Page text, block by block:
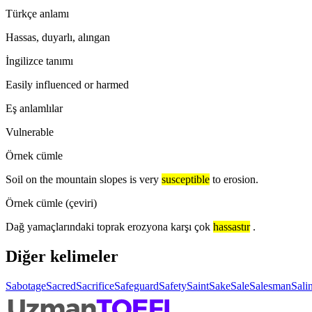
Türkçe anlamı
Hassas, duyarlı, alıngan
İngilizce tanımı
Easily influenced or harmed
Eş anlamlılar
Vulnerable
Örnek cümle
Soil on the mountain slopes is very susceptible to erosion.
Örnek cümle (çeviri)
Dağ yamaçlarındaki toprak erozyona karşı çok hassastır .
Diğer kelimeler
SabotageSacredSacrificeSafeguardSafetySaintSakeSaleSalesman